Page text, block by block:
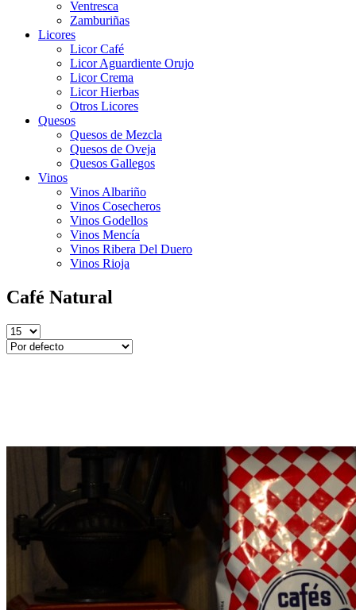
Ventresca
Zamburiñas
Licores
Licor Café
Licor Aguardiente Orujo
Licor Crema
Licor Hierbas
Otros Licores
Quesos
Quesos de Mezcla
Quesos de Oveja
Quesos Gallegos
Vinos
Vinos Albariño
Vinos Cosecheros
Vinos Godellos
Vinos Mencía
Vinos Ribera Del Duero
Vinos Rioja
Café Natural